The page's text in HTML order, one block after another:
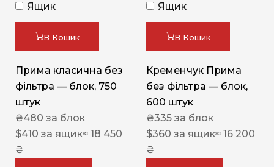
Ящик
В Кошик
Прима класична без
фільтра — блок, 750
штук
₴480 за блок
$410 за ящик≈ 18 450
₴
Ящик
В Кошик
Кременчук Прима
без фільтра — блок,
600 штук
₴335 за блок
$360 за ящик≈ 16 200
₴